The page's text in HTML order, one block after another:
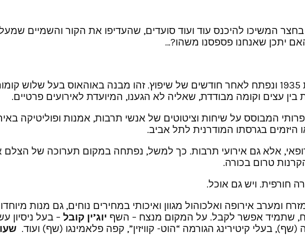
בחצר המשיכו להיכנס עוד ועוד סועדים, שהעדיפו את הקור והשמיים
יתכן שאנחנו פספסנו משהו?…
המבנה בו שוכן הביסטרו, נבנה ברחוב דיזינגוף בשנת 1935 ונפתח לאחר חודשים של שיפוץ. זהו מבנה
עצים וקומה מבודדת, שאליה לא הגענו, המיועדת לאירועים פרטיים.
ז’אנר ספרותי המבוסס על שיחות וציטוטים של אנשי תרבות, אמנות
היזמים בגרסתו המודרנית לתל אביב.
אירופאי, אלא גם אירועי תרבות. כך למשל, נפתחה במקום תערוכה של
טרום בכורה.
ומערב אירופה ואלכוהול מגוון ואיכותי במחירים נוחים, גם מנות
שתמיד אפשר לקבל. על המקום מנצח – השף יוג’ין קובל – בעל ניסיון
בעלי קיטירינג הגורמה “הוט- קוויזין”, קפה פלאמינגו (שף) ועוד.